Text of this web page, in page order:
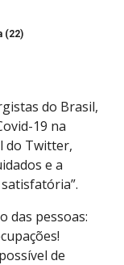
(22)
do Brasil,
19 na
do Twitter,
e a
das pessoas:
de